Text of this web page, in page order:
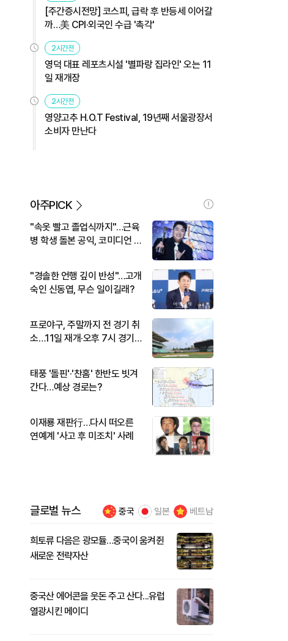
[주간증시전망] 코스피, 급락 후 반등세 이어갈
까…美 CPI·외국인 수급 '촉각'
2시간전
영덕 대표 레포츠시설 '별파랑 집라인' 오는 11
일 재개장
2시간전
영양고추 H.O.T Festival, 19년째 서울광장서
소비자 만난다
아주PICK
"속옷 빨고 졸업식까지"…근육
병 학생 돌본 공익, 코미디언 김
"경솔한 언행 깊이 반성"…고개
숙인 신동엽, 무슨 일이길래?
프로야구, 주말까지 전 경기 취
소…11일 재개·오후 7시 경기
태풍 '돌핀'·'찬홈' 한반도 빗겨
간다…예상 경로는?
이재룡 재판行…다시 떠오른
연예계 '사고 후 미조치' 사례
글로벌 뉴스 중국 일본 베트남
희토류 다음은 광모듈…중국이 움켜쥔
새로운 전략자산
중국산 에어콘을 웃돈 주고 산다...유럽
열광시킨 메이디